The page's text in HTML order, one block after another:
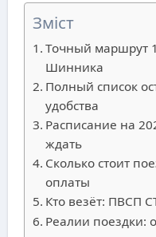
Зміст
Точный маршрут
Шинника
Полный список
удобства
Расписание на
ждать
Сколько стоит
оплаты
Кто везёт: ПВСП
Реалии поездки: